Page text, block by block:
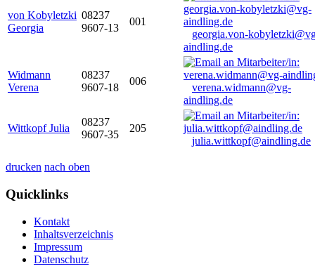
von Kobyletzki
Georgia
08237
9607-13
001
georgia.von-
aindling.de
Widmann
Verena
08237
9607-18
006
verena.widmann@vg-
aindling.de
Wittkopf Julia
08237
9607-35
205
julia.wittkopf@aindling.de
drucken nach oben
Quicklinks
Kontakt
Inhaltsverzeichnis
Impressum
Datenschutz